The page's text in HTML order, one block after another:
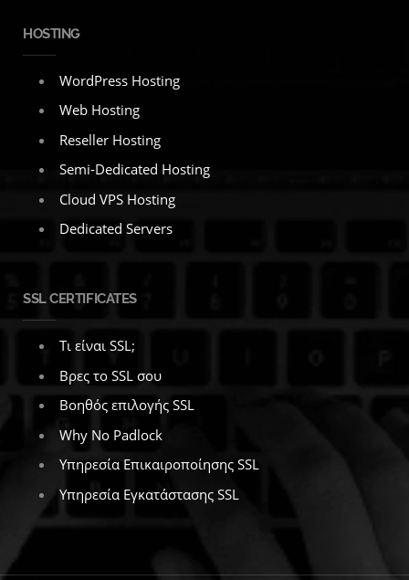
HOSTING
WordPress Hosting
Web Hosting
Reseller Hosting
Semi-Dedicated Hosting
Cloud VPS Hosting
Dedicated Servers
SSL CERTIFICATES
Τι είναι SSL;
Βρες το SSL σου
Βοηθός επιλογής SSL
Why No Padlock
Υπηρεσία Επικαιροποίησης SSL
Υπηρεσία Εγκατάστασης SSL